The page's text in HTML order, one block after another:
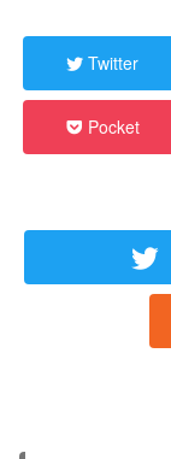
Twitter
Pocket